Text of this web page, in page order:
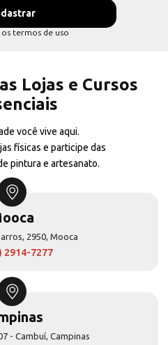
termos de uso
Lojas e Cursos
você vive aqui.
físicas e participe das
pintura e artesanato.
2950, Mooca
2914-7277
- Cambuí, Campinas